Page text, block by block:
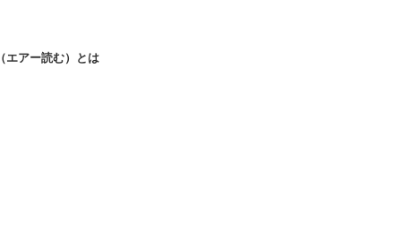
エアー読む）とは